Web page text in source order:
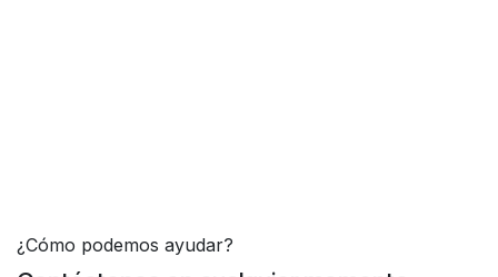
¿Cómo podemos ayudar?